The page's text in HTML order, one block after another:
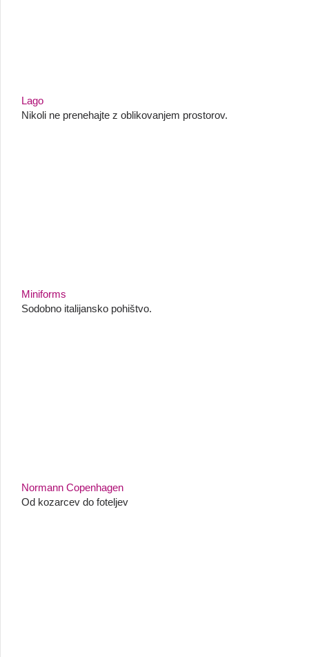
Lago
Nikoli ne prenehajte z oblikovanjem prostorov.
Miniforms
Sodobno italijansko pohištvo.
Normann Copenhagen
Od kozarcev do foteljev